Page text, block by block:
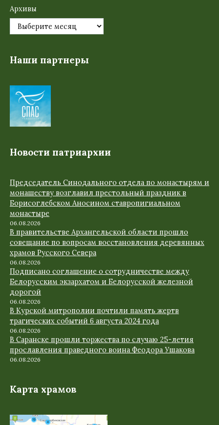
Архивы
Наши партнеры
Новости патриархии
Председатель Синодального отдела по монастырям и
монашеству возглавил престольный праздник в
Борисоглебском Аносином ставропигиальном
монастыре
06.08.2026
В правительстве Архангельской области прошло
совещание по вопросам восстановления деревянных
храмов Русского Севера
06.08.2026
Подписано соглашение о сотрудничестве между
Белорусским экзархатом и Белорусской железной
дорогой
06.08.2026
В Курской митрополии почтили память жертв
трагических событий 6 августа 2024 года
06.08.2026
В Саранске прошли торжества по случаю 25-летия
прославления праведного воина Феодора Ушакова
06.08.2026
Карта храмов